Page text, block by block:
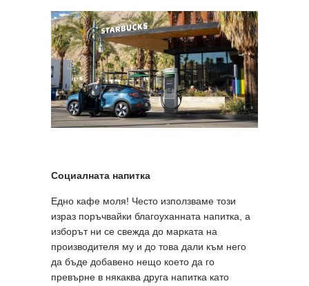
Социалната напитка
Едно кафе моля! Често използваме този
израз поръчвайки благоуханната напитка, а
изборът ни се свежда до марката на
производителя му и до това дали към него
да бъде добавено нещо което да го
превърне в някаква друга напитка като